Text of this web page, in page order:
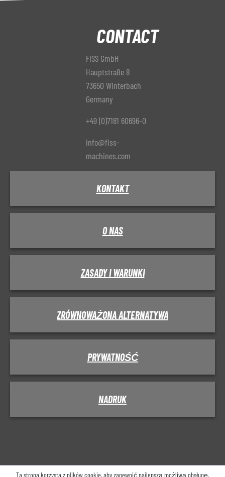
CONTACT
FISS GmbH
Hauptstraße 8
73650 Winterbach
Germany
+49 (0)7181 60696-0
info@fiss-
machines.com
KONTAKT
O NAS
ZASADY I WARUNKI
ZRÓWNOWAŻONA ALTERNATYWA
PRYWATNOŚĆ
NADRUK
Ta strona korzysta z plików cookie, aby zapewnić najlepszą możliwą obsługę.